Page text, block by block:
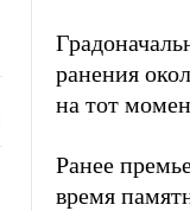
ранения
на тот
Ранее
время